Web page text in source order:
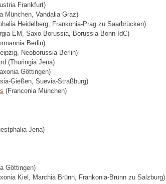
Frankfurt)
München, Vandalia Graz)
Heidelberg, Frankonia-Prag zu Saarbrücken)
EM, Saxo-Borussia, Borussia Bonn IdC)
Berlin)
Neoborussia Berlin)
(Thuringia Jena)
Göttingen)
Gießen, Suevia-Straßburg)
(Franconia München)
Jena)
Göttingen)
Kiel, Marchia Brünn, Frankonia-Brünn zu Salzburg)